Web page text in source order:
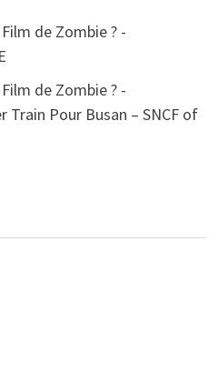
de Zombie ? -
de Zombie ? -
Train Pour Busan – SNCF of